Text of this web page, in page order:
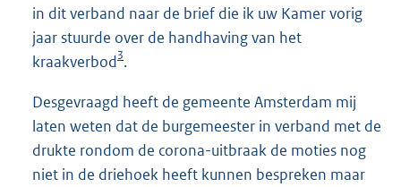
in dit verband naar de brief die ik uw Kamer vorig
jaar stuurde over de handhaving van het
kraakverbod3.
Desgevraagd heeft de gemeente Amsterdam mij
laten weten dat de burgemeester in verband met de
drukte rondom de corona-uitbraak de moties nog
niet in de driehoek heeft kunnen bespreken maar